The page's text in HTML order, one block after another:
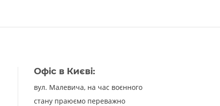
Офіс в Києві:
вул. Малевича, на час воєнного
стану праюємо переважно